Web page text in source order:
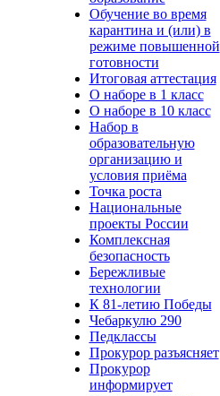
Обучение во время
карантина и (или) в
режиме повышенной
готовности
Итоговая аттестация
О наборе в 1 класс
О наборе в 10 класс
Набор в
образовательную
организацию и
условия приёма
Точка роста
Национальные
проекты России
Комплексная
безопасность
Бережливые
технологии
К 81-летию Победы
Чебаркулю 290
Педклассы
Прокурор разъясняет
Прокурор
информирует